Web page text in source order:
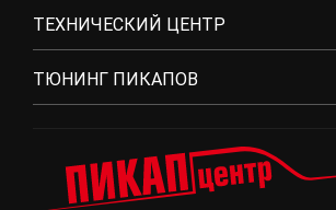
ТЕХНИЧЕСКИЙ ЦЕНТР
ТЮНИНГ ПИКАПОВ